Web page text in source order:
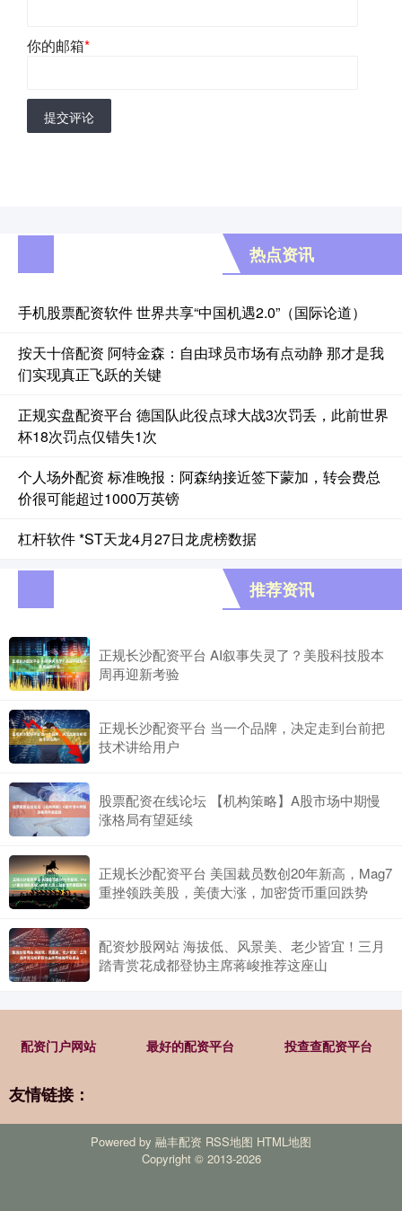
你的邮箱*
提交评论
热点资讯
手机股票配资软件 世界共享“中国机遇2.0”（国际论道）
按天十倍配资 阿特金森：自由球员市场有点动静 那才是我
们实现真正飞跃的关键
正规实盘配资平台 德国队此役点球大战3次罚丢，此前世界
杯18次罚点仅错失1次
个人场外配资 标准晚报：阿森纳接近签下蒙加，转会费总
价很可能超过1000万英镑
杠杆软件 *ST天龙4月27日龙虎榜数据
推荐资讯
正规长沙配资平台 AI叙事失灵了？美股科技股本
周再迎新考验
正规长沙配资平台 当一个品牌，决定走到台前把
技术讲给用户
股票配资在线论坛 【机构策略】A股市场中期慢
涨格局有望延续
正规长沙配资平台 美国裁员数创20年新高，Mag7
重挫领跌美股，美债大涨，加密货币重回跌势
配资炒股网站 海拔低、风景美、老少皆宜！三月
踏青赏花成都登协主席蒋峻推荐这座山
配资门户网站 最好的配资平台 投查查配资平台
友情链接：
Powered by 融丰配资 RSS地图 HTML地图
Copyright © 2013-2026